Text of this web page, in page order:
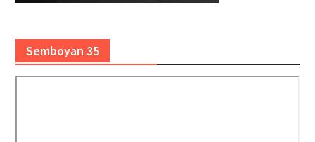
Semboyan 35